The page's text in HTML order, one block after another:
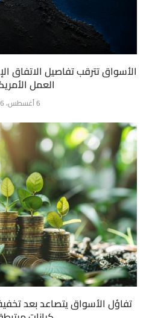
الأسواق تترقب تفاصيل الاتفاق
العمل
6 أغسطس، 2026
تفاؤل الأسواق يتصاعد بعد